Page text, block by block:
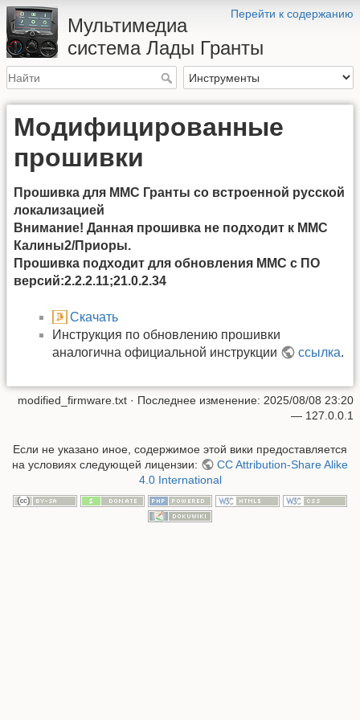
Перейти к содержанию
Мультимедиа
система Лады Гранты
Модифицированные
прошивки
Прошивка для ММС Гранты со встроенной русской
локализацией
Внимание! Данная прошивка не подходит к ММС
Калины2/Приоры.
Прошивка подходит для обновления ММС с ПО
версий:2.2.2.11;21.0.2.34
Скачать
Инструкция по обновлению прошивки
аналогична официальной инструкции
ссылка.
modified_firmware.txt · Последнее изменение: 2025/08/08 23:20
— 127.0.0.1
Если не указано иное, содержимое этой вики предоставляется
на условиях следующей лицензии:
CC Attribution-Share Alike
4.0 International